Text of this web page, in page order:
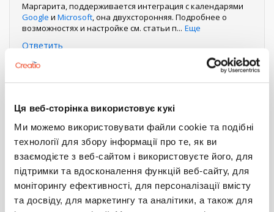
Ця веб-сторінка використовує кукі
Ми можемо використовувати файли cookie та подібні
технології для збору інформації про те, як ви
взаємодієте з веб-сайтом і використовуєте його, для
підтримки та вдосконалення функцій веб-сайту, для
моніторингу ефективності, для персоналізації вмісту
та досвіду, для маркетингу та аналітики, а також для
Маргарита, поддерживается интеграция с календарями
Google и Microsoft, она двухсторонняя. Подробнее о
возможностях и настройке см. статьи п... Еще
Ответить
Нумерация
страница
СтраницаТекущая
страница
Страница
3
Следующая
Следующий ›
Последняя
Последняя »
Войдитеилизарегистрируйтесь, что бы комментировать
интеграция telegram
Service_Creatio_customer_center_edition
НАСТРОЙКА ОБРАБОТКИ ОТВЕТА
ВЕБ-СЕРВИСА